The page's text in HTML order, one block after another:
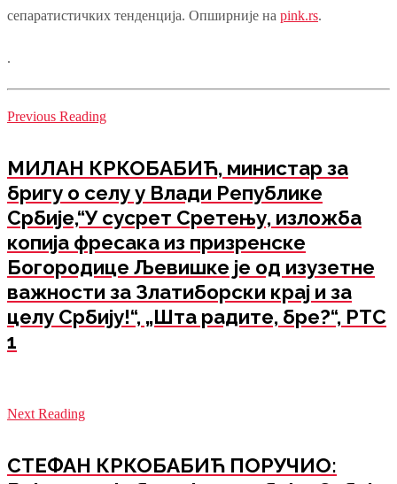
сепаратистичких тенденција. Опширније на pink.rs.
.
Previous Reading
МИЛАН КРКОБАБИЋ, министар за
бригу о селу у Влади Републике
Србије,“У сусрет Сретењу, изложба
копија фресака из призренске
Богородице Љевишке је од изузетне
важности за Златиборски крај и за
целу Србију!“, „Шта радите, бре?“, РТС
1
Next Reading
СТЕФАН КРКОБАБИЋ ПОРУЧИО: